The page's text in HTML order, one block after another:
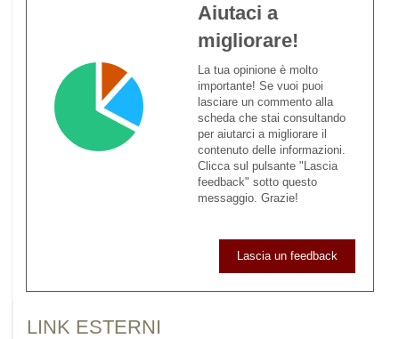
Aiutaci a
migliorare!
La tua opinione è molto
importante! Se vuoi puoi
lasciare un commento alla
scheda che stai consultando
per aiutarci a migliorare il
contenuto delle informazioni.
Clicca sul pulsante "Lascia
feedback" sotto questo
messaggio. Grazie!
Lascia un feedback
LINK ESTERNI